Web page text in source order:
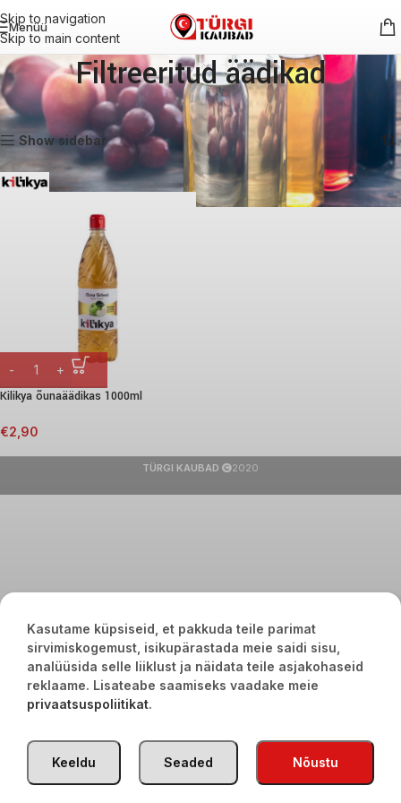
Skip to navigation
Skip to main content
Menüü
Filtreeritud äädikad
Esileht Äädikad ja õlid Filtreeritud äädikad Näitan ainukest tulemust
Show sidebar
Kilikya õunaäädikas 1000ml
€2,90
TÜRGI KAUBAD 2020
Kasutame küpsiseid, et pakkuda teile parimat
sirvimiskogemust, isikupärastada meie saidi sisu,
analüüsida selle liiklust ja näidata teile asjakohaseid
reklaame. Lisateabe saamiseks vaadake meie
privaatsuspoliitikat.
Nõustu
Seaded
Keeldu